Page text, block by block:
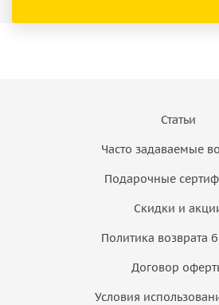
Статьи
Часто задаваемые
Подарочные
Скидки и
Политика возврата
Договор
Условия